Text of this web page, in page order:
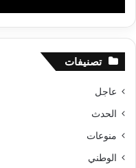
تصنيفات
عاجل
الحدث
منوعات
الوطني